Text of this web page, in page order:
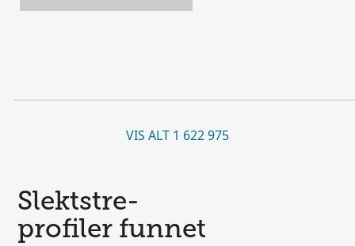
VIS ALT 1 622 975
Slektstre-
profiler funnet